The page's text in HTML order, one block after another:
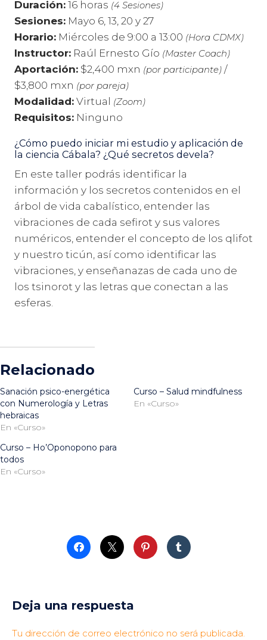
Duración: 16 horas (4 Sesiones)
Sesiones: Mayo 6, 13, 20 y 27
Horario: Miércoles de 9:00 a 13:00 (Hora CDMX)
Instructor: Raúl Ernesto Gío (Master Coach)
Aportación: $2,400 mxn (por participante) /
$3,800 mxn (por pareja)
Modalidad: Virtual (Zoom)
Requisitos: Ninguno
¿Cómo puedo iniciar mi estudio y aplicación de
la ciencia Cábala? ¿Qué secretos devela?
En este taller podrás identificar la
información y los secretos contenidos en el
árbol de vida cabalístico, entender las
vibraciones de cada sefirot y sus valores
numéricos, entender el concepto de los qlifot
y nuestro ticún, así como identificar las
vibraciones, y enseñanazas de cada uno de
los tsinorot y las letras que conectan a las
esferas.
Relacionado
Sanación psico-energética
con Numerología y Letras
hebraicas
En «Curso»
Curso – Salud mindfulness
En «Curso»
Curso – Ho’Oponopono para
todos
En «Curso»
Deja una respuesta
Tu dirección de correo electrónico no será publicada.